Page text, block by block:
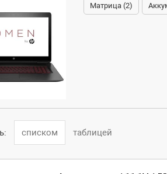
Матрица (2)
списком таблицей